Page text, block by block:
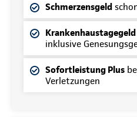
Schmerzensgeld
Krankenhaustagegeld
inklusive
Sofortleistung Plus
Verletzungen